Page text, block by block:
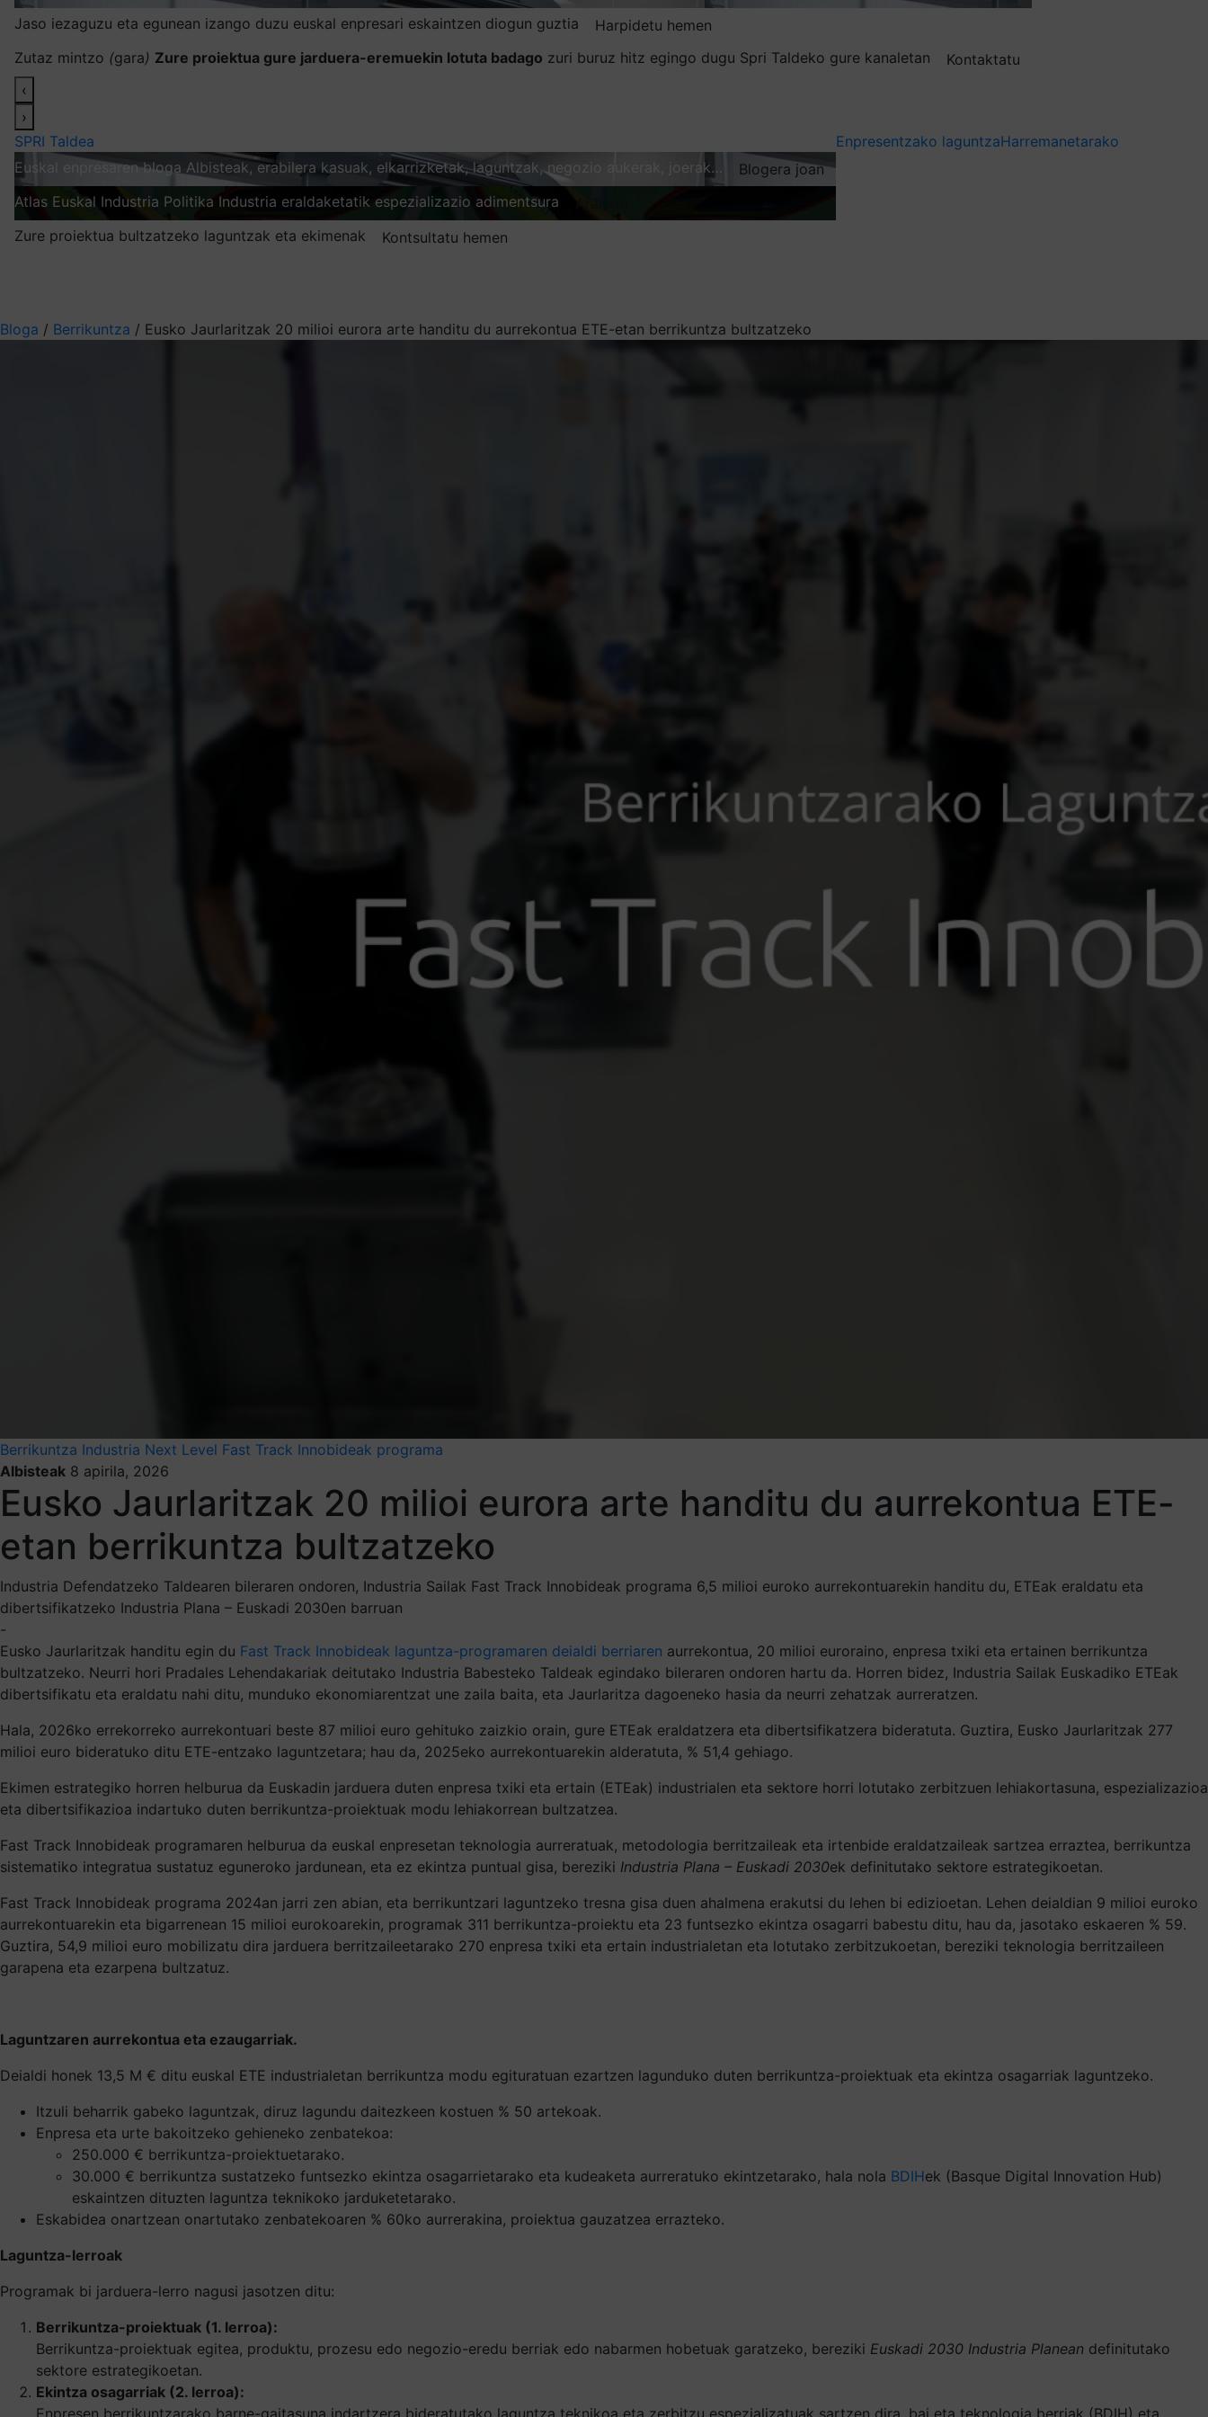
Jaso iezaguzu eta egunean izango duzu euskal enpresari eskaintzen diogun guztia
Harpidetu hemen
Zutaz mintzo (gara) Zure proiektua gure jarduera-eremuekin lotuta badago zuri buruz hitz egingo dugu Spri Taldeko gure kanaletan
Kontaktatu
‹
›
SPRI Taldea
Euskal enpresaren bloga Albisteak, erabilera kasuak, elkarrizketak, laguntzak, negozio aukerak, joerak…
Blogera joan
Atlas Euskal Industria Politika Industria eraldaketatik espezializazio adimentsura
Zure proiektua bultzatzeko laguntzak eta ekimenak
Kontsultatu hemen
Enpresentzako laguntzaHarremanetarako
Bloga / Berrikuntza / Eusko Jaurlaritzak 20 milioi eurora arte handitu du aurrekontua ETE-etan berrikuntza bultzatzeko
Berrikuntza Industria Next Level Fast Track Innobideak programa
Albisteak 8 apirila, 2026
Eusko Jaurlaritzak 20 milioi eurora arte handitu du aurrekontua ETE-
etan berrikuntza bultzatzeko
Industria Defendatzeko Taldearen bileraren ondoren, Industria Sailak Fast Track Innobideak programa 6,5 milioi euroko aurrekontuarekin handitu du, ETEak eraldatu eta
dibertsifikatzeko Industria Plana – Euskadi 2030en barruan
-
Eusko Jaurlaritzak handitu egin du Fast Track Innobideak laguntza-programaren deialdi berriaren aurrekontua, 20 milioi euroraino, enpresa txiki eta ertainen berrikuntza
bultzatzeko. Neurri hori Pradales Lehendakariak deitutako Industria Babesteko Taldeak egindako bileraren ondoren hartu da. Horren bidez, Industria Sailak Euskadiko ETEak
dibertsifikatu eta eraldatu nahi ditu, munduko ekonomiarentzat une zaila baita, eta Jaurlaritza dagoeneko hasia da neurri zehatzak aurreratzen.
Hala, 2026ko errekorreko aurrekontuari beste 87 milioi euro gehituko zaizkio orain, gure ETEak eraldatzera eta dibertsifikatzera bideratuta. Guztira, Eusko Jaurlaritzak 277
milioi euro bideratuko ditu ETE-entzako laguntzetara; hau da, 2025eko aurrekontuarekin alderatuta, % 51,4 gehiago.
Ekimen estrategiko horren helburua da Euskadin jarduera duten enpresa txiki eta ertain (ETEak) industrialen eta sektore horri lotutako zerbitzuen lehiakortasuna, espezializazioa
eta dibertsifikazioa indartuko duten berrikuntza-proiektuak modu lehiakorrean bultzatzea.
Fast Track Innobideak programaren helburua da euskal enpresetan teknologia aurreratuak, metodologia berritzaileak eta irtenbide eraldatzaileak sartzea erraztea, berrikuntza
sistematiko integratua sustatuz eguneroko jardunean, eta ez ekintza puntual gisa, bereziki Industria Plana – Euskadi 2030ek definitutako sektore estrategikoetan.
Fast Track Innobideak programa 2024an jarri zen abian, eta berrikuntzari laguntzeko tresna gisa duen ahalmena erakutsi du lehen bi edizioetan. Lehen deialdian 9 milioi euroko
aurrekontuarekin eta bigarrenean 15 milioi eurokoarekin, programak 311 berrikuntza-proiektu eta 23 funtsezko ekintza osagarri babestu ditu, hau da, jasotako eskaeren % 59.
Guztira, 54,9 milioi euro mobilizatu dira jarduera berritzaileetarako 270 enpresa txiki eta ertain industrialetan eta lotutako zerbitzukoetan, bereziki teknologia berritzaileen
garapena eta ezarpena bultzatuz.
Laguntzaren aurrekontua eta ezaugarriak.
Deialdi honek 13,5 M € ditu euskal ETE industrialetan berrikuntza modu egituratuan ezartzen lagunduko duten berrikuntza-proiektuak eta ekintza osagarriak laguntzeko.
Itzuli beharrik gabeko laguntzak, diruz lagundu daitezkeen kostuen % 50 artekoak.
Enpresa eta urte bakoitzeko gehieneko zenbatekoa:
250.000 € berrikuntza-proiektuetarako.
30.000 € berrikuntza sustatzeko funtsezko ekintza osagarrietarako eta kudeaketa aurreratuko ekintzetarako, hala nola BDIHek (Basque Digital Innovation Hub)
eskaintzen dituzten laguntza teknikoko jarduketetarako.
Eskabidea onartzean onartutako zenbatekoaren % 60ko aurrerakina, proiektua gauzatzea errazteko.
Laguntza-lerroak
Programak bi jarduera-lerro nagusi jasotzen ditu:
Berrikuntza-proiektuak (1. lerroa):
Berrikuntza-proiektuak egitea, produktu, prozesu edo negozio-eredu berriak edo nabarmen hobetuak garatzeko, bereziki Euskadi 2030 Industria Planean definitutako
sektore estrategikoetan.
Ekintza osagarriak (2. lerroa):
Enpresen berrikuntzarako barne-gaitasuna indartzera bideratutako laguntza teknikoa eta zerbitzu espezializatuak sartzen dira, bai eta teknologia berriak (BDIH) eta